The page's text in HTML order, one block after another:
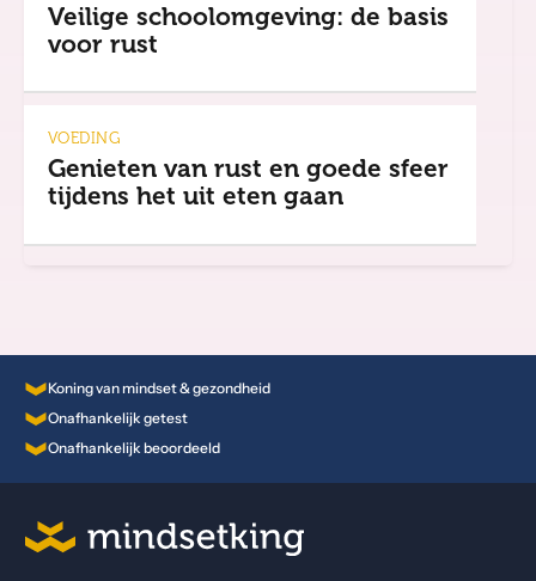
Veilige schoolomgeving: de basis
voor rust
VOEDING
Genieten van rust en goede sfeer
tijdens het uit eten gaan
Koning van mindset & gezondheid
Onafhankelijk getest
Onafhankelijk beoordeeld